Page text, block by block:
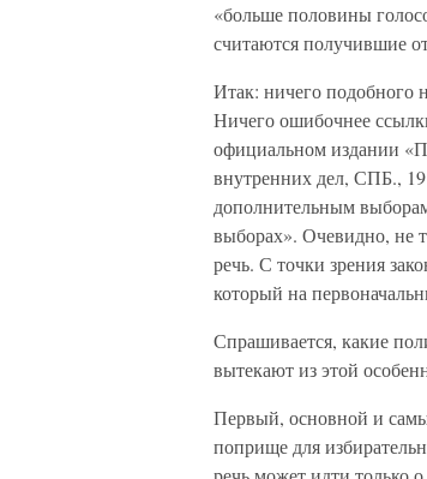
«больше половины
считаются получившие
Итак: ничего подобного
Ничего ошибочнее
официальном издании
внутренних дел, СПБ.,
дополнительным
выборах». Очевидно, не
речь. С точки зрения
который на
Спрашивается, какие
вытекают из этой
Первый, основной и
поприще для